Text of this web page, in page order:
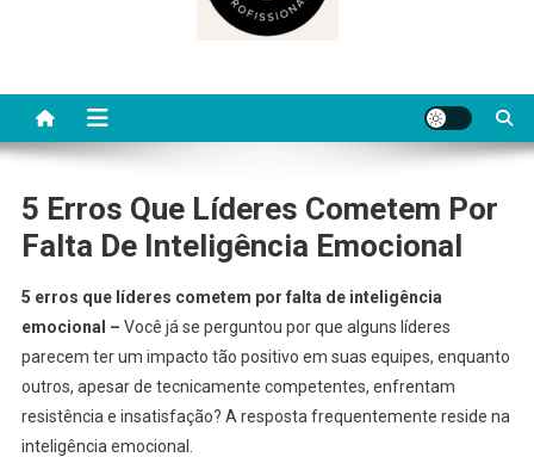
completas e conteúdos úteis para começar, evoluir e se destacar
como redator freelancer no mercado digital.
5 Erros Que Líderes Cometem Por
Falta De Inteligência Emocional
5 erros que líderes cometem por falta de inteligência
emocional – Você já se perguntou por que alguns líderes
parecem ter um impacto tão positivo em suas equipes, enquanto
outros, apesar de tecnicamente competentes, enfrentam
resistência e insatisfação? A resposta frequentemente reside na
inteligência emocional.